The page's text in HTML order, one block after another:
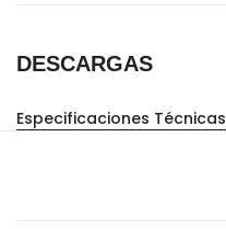
DESCARGAS
Especificaciones Técnicas